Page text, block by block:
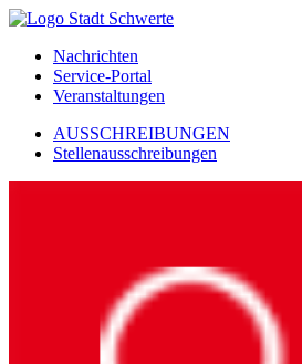
Nachrichten
Service-Portal
Veranstaltungen
AUSSCHREIBUNGEN
Stellenausschreibungen